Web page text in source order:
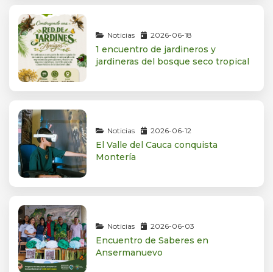
Noticias 2026-06-18
1 encuentro de jardineros y
jardineras del bosque seco tropical
Noticias 2026-06-12
El Valle del Cauca conquista
Montería
Noticias 2026-06-03
Encuentro de Saberes en
Ansermanuevo